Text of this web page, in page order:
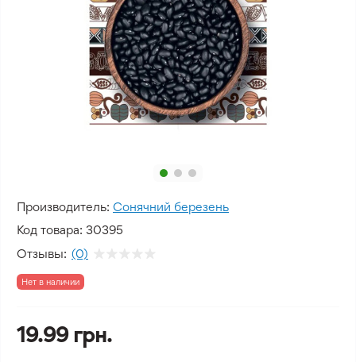
Производитель: Сонячний березень
Код товара: 30395
Отзывы: (0)
Нет в наличии
19.99 грн.